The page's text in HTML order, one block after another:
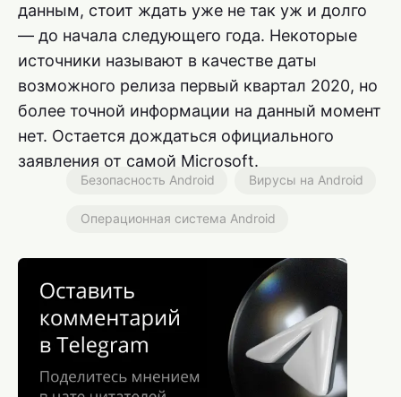
данным, стоит ждать уже не так уж и долго
— до начала следующего года. Некоторые
источники называют в качестве даты
возможного релиза первый квартал 2020, но
более точной информации на данный момент
нет. Остается дождаться официального
заявления от самой Microsoft.
Безопасность Android Вирусы на Android
Операционная система Android